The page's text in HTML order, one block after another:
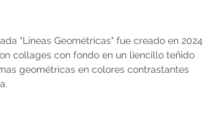
"Líneas Geométricas" fue creado en 2024
collages con fondo en un liencillo teñido
geométricas en colores contrastantes